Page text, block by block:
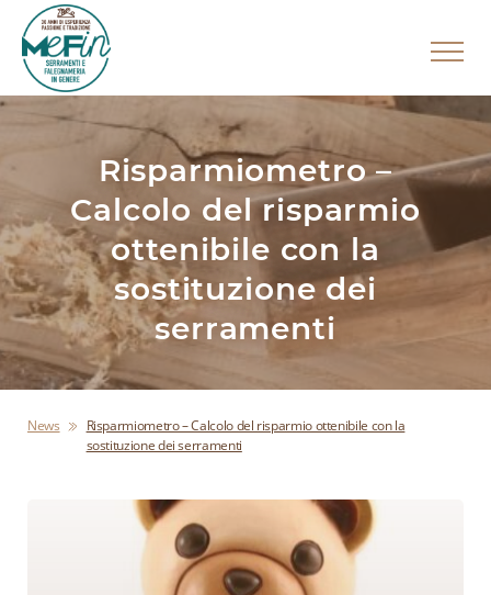
Risparmiometro –
Calcolo del risparmio
ottenibile con la
sostituzione dei
serramenti
News
Risparmiometro – Calcolo del risparmio ottenibile con la
sostituzione dei serramenti